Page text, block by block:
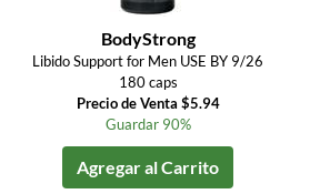
BodyStrong
Libido Support for Men USE BY 9/26
180 caps
Precio de Venta $5.94
Guardar 90%
Agregar al Carrito